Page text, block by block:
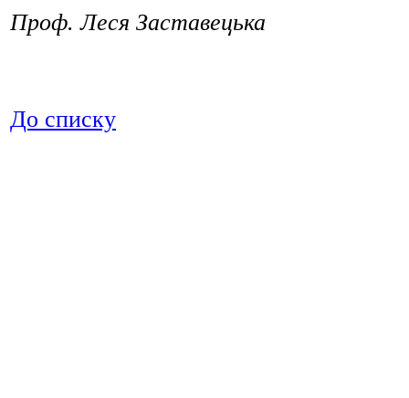
Проф. Леся Заставецька
До списку